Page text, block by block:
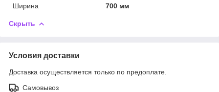
Ширина
700 мм
Скрыть
Условия доставки
Доставка осуществляется только по предоплате.
Самовывоз